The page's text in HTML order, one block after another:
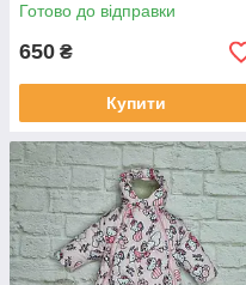
Готово до відправки
650 ₴
Купити